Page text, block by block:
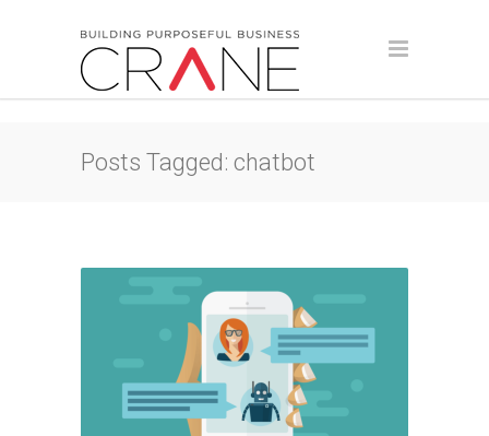
Posts Tagged: chatbot